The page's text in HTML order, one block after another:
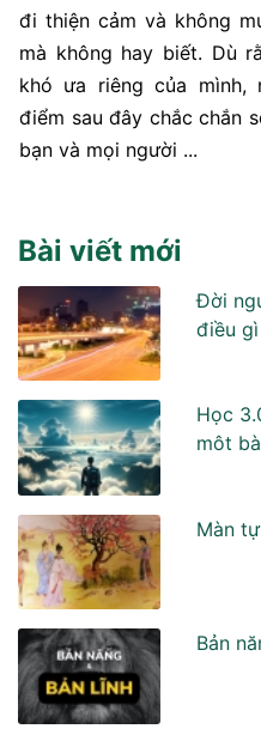
đi thiện cảm và không
mà không hay biết. Dù
khó ưa riêng của mình,
điểm sau đây chắc chắn
bạn và mọi người ...
Bài viết mới
Đời
điều gì
Học
môt
Màn
Bản